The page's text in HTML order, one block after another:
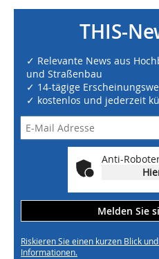
THIS-
✓ Relevante News aus
und Straßenbau
✓ 14-tägige
✓ kostenlos und jederzeit
Anti-
Melden Sie
Riskieren Sie einen kurzen Blick
Informationen.